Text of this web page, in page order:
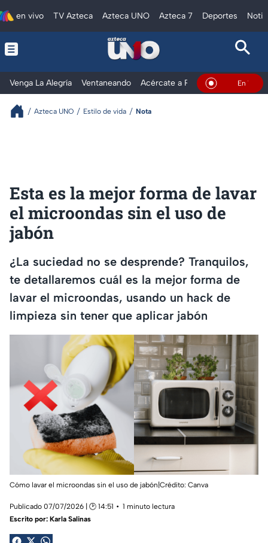
en vivo TV Azteca Azteca UNO Azteca 7 Deportes
Venga La Alegría Ventaneando Acércate a Rocío Al Extremo
En Vivo
Azteca UNO Estilo de vida Nota
Esta es la mejor forma de lavar
el microondas sin el uso de
jabón
¿La suciedad no se desprende? Tranquilos,
te detallaremos cuál es la mejor forma de
lavar el microondas, usando un hack de
limpieza sin tener que aplicar jabón
Cómo lavar el microondas sin el uso de jabón|Crédito: Canva
Publicado 07/07/2026 | 🕑 14:51
1 minuto lectura
Escrito por: Karla Salinas